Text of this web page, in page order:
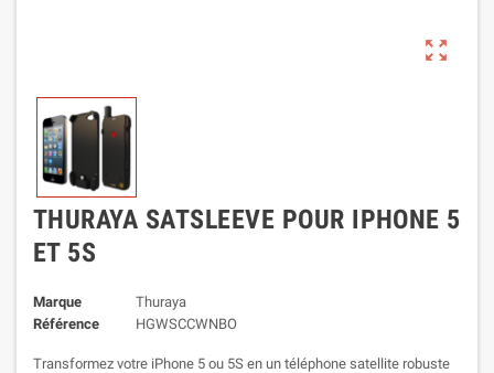
zoom_out_map
THURAYA SATSLEEVE POUR IPHONE 5
ET 5S
Marque
Thuraya
Référence
HGWSCCWNBO
Transformez votre iPhone 5 ou 5S en un téléphone satellite robuste